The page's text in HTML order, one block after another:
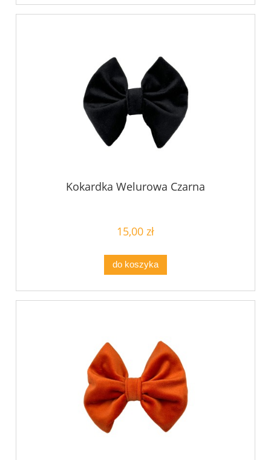
Kokardka Welurowa Czarna
15,00 zł
do koszyka